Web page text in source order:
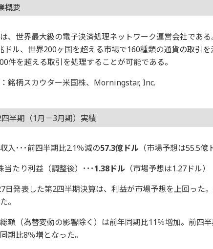
概要
、世界最大級の電子決済処理ネットワーク運営会社であ
ドル、世界200ヶ国を超える市場で160種類の通貨の取引
件を超える取引を処理することが可能である。
銘柄スカウター米国株、Morningstar, Inc.
半期（1月－3月期）実績
入･･･前四半期比2.1％減の57.3億ドル （市場予想は55.5億
たり利益（調整後）･･･1.38ドル （市場予想は1.27ドル）
日発表した第2四半期決算は、利益が市場予想を上回った
。
額（為替変動の影響除く）は前年同期比11％増加。前四
期比8％増となった。